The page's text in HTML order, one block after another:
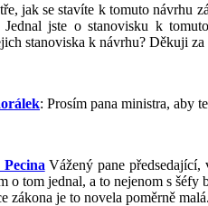
jak se stavíte k tomuto návrhu
jste o stanovisku k
stanoviska k návrhu? Děkuji
: Prosím pana ministra, aby
Vážený pane předsedající,
o tom jednal, a to nejenom s
zákona je to novela poměrně